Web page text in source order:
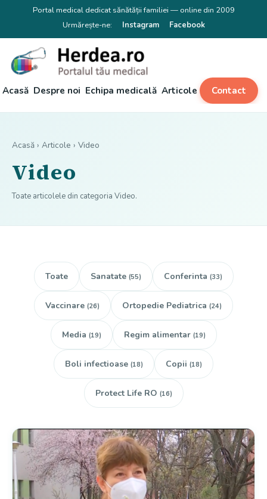
Portal medical dedicat sănătății familiei — online din 2009
Urmărește-ne:
Instagram Facebook
Acasă Despre noi Echipa medicală Articole Contact
Acasă › Articole › Video
Video
Toate articolele din categoria Video.
Toate Sanatate (55) Conferinta (33)
Vaccinare (26) Ortopedie Pediatrica (24)
Media (19) Regim alimentar (19)
Boli infectioase (18) Copii (18)
Protect Life RO (16)